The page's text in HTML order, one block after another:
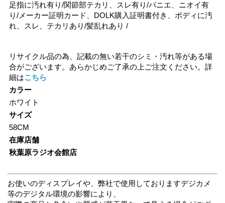
足指に汚れ有り/関節部テカリ、スレ有り/パニエ、ニオイ有
り/メーカー証明カード、DOLK購入証明書付き、ボディに汚
れ、スレ、テカリあり/髪乱れあり /
リサイクル品の為、記載の無い若干のシミ・汚れ等がある場
合がございます。あらかじめご了承の上ご注文ください。詳
細はこちら
カラー
ホワイト
サイズ
58CM
在庫店舗
秋葉原ラジオ会館店
お使いのディスプレイや、弊社で使用しておりますデジカメ
等のデジタル環境の影響により、